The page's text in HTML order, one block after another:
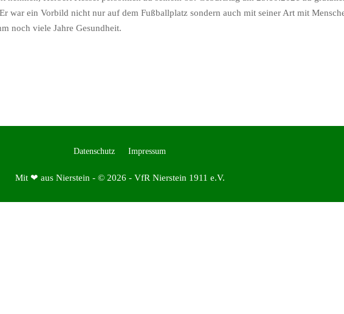
war ein Vorbild nicht nur auf dem Fußballplatz sondern auch mit seiner Art mit
noch viele Jahre Gesundheit.
Datenschutz Impressum
Mit ❤ aus Nierstein - © 2026 - VfR Nierstein 1911 e.V.